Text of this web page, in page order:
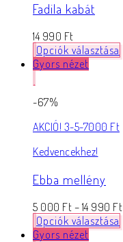
Fadila kabát
14 990 Ft
Opciók választása
Gyors nézet
-67%
AKCIÓ! 3-5-7000 Ft
Kedvencekhez!
Ebba mellény
5 000 Ft – 14 990 Ft
Opciók választása
Gyors nézet